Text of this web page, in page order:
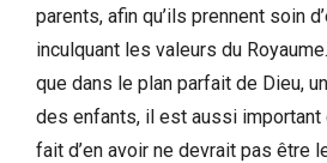
parents, afin qu’ils prennent soin
inculquant les valeurs du
que dans le plan parfait de Dieu,
des enfants, il est aussi
fait d’en avoir ne devrait pas être